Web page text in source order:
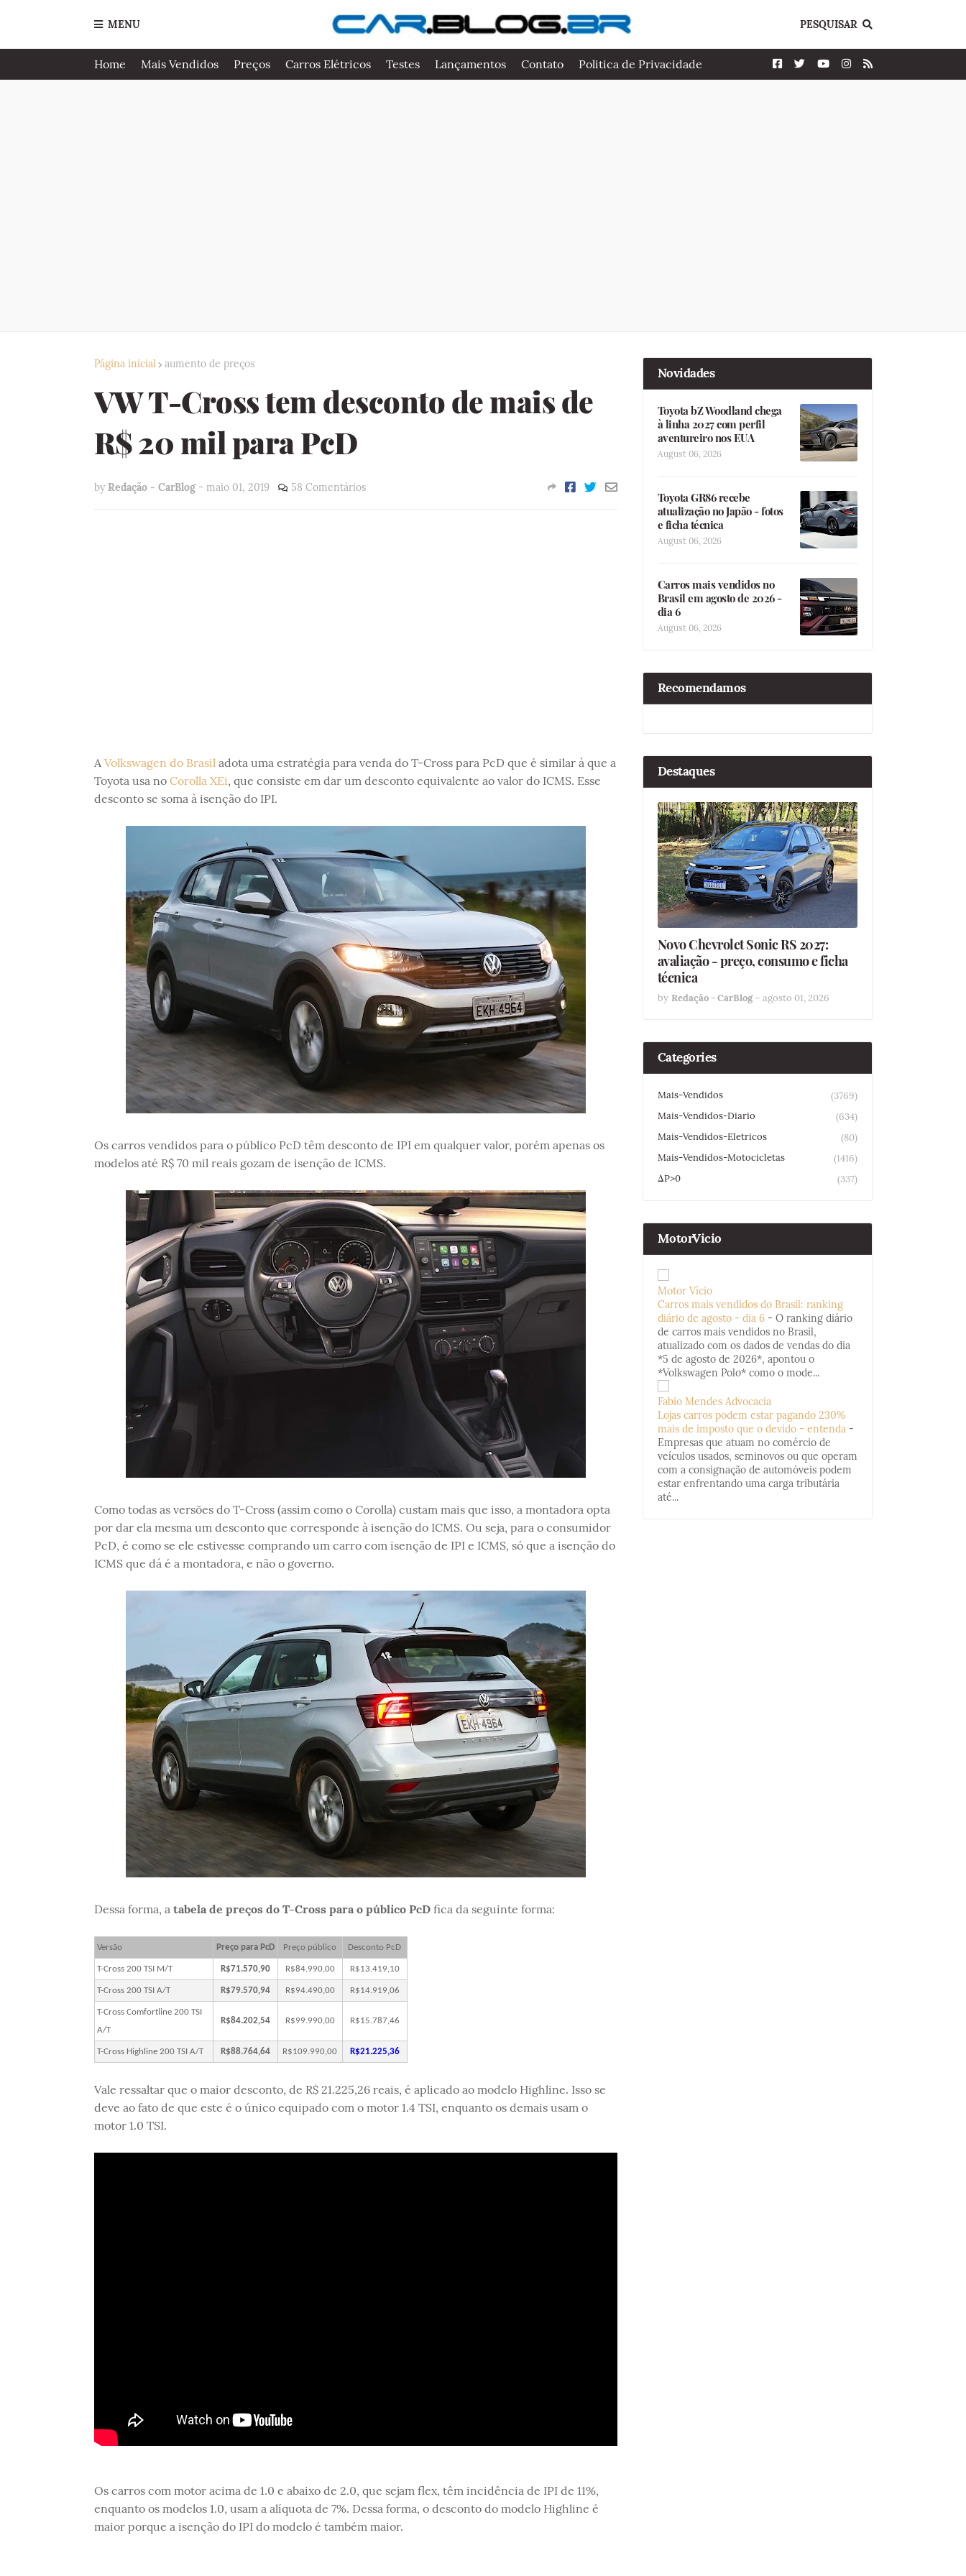
MENU PESQUISAR
Home Mais Vendidos Preços Carros Elétricos Testes Lançamentos Contato Politica de Privacidade
Página inicial aumento de preços
VW T-Cross tem desconto de mais de
R$ 20 mil para PcD
by Redação - CarBlog - maio 01, 2019 58 Comentários
A Volkswagen do Brasiladota uma estratégia para venda do T-Cross para PcD que é similar à que a
Toyota usa no Corolla XEi, que consiste em dar um desconto equivalente ao valor do ICMS. Esse
desconto se soma à isenção do IPI.
Os carros vendidos para o público PcD têm desconto de IPI em qualquer valor, porém apenas os
modelos até R$ 70 mil reais gozam de isenção de ICMS.
Como todas as versões do T-Cross (assim como o Corolla) custam mais que isso, a montadora opta
por dar ela mesma um desconto que corresponde à isenção do ICMS. Ou seja, para o consumidor
PcD, é como se ele estivesse comprando um carro com isenção de IPI e ICMS, só que a isenção do
ICMS que dá é a montadora, e não o governo.
Dessa forma, a tabela de preços do T-Cross para o público PcDfica da seguinte forma:
Versão Preço para PcD Preço público Desconto PcD
T-Cross 200 TSI M/T R$71.570,90 R$84.990,00 R$13.419,10
T-Cross 200 TSI A/T R$79.570,94 R$94.490,00 R$14.919,06
T-Cross Comfortline 200 TSI
A/T
R$84.202,54 R$99.990,00 R$15.787,46
T-Cross Highline 200 TSI A/T R$88.764,64 R$109.990,00 R$21.225,36
Vale ressaltar que o maior desconto, de R$ 21.225,26 reais, é aplicado ao modelo Highline. Isso se
deve ao fato de que este é o único equipado com o motor 1.4 TSI, enquanto os demais usam o
motor 1.0 TSI.
Os carros com motor acima de 1.0 e abaixo de 2.0, que sejam flex, têm incidência de IPI de 11%,
enquanto os modelos 1.0, usam a alíquota de 7%. Dessa forma, o desconto do modelo Highline é
maior porque a isenção do IPI do modelo é também maior.
Novidades
Toyota bZ Woodland chega
à linha 2027 com perfil
aventureiro nos EUA
August 06, 2026
Toyota GR86 recebe
atualização no Japão - fotos
e ficha técnica
August 06, 2026
Carros mais vendidos no
Brasil em agosto de 2026 -
dia 6
August 06, 2026
Recomendamos
Destaques
Novo Chevrolet Sonic RS 2027:
avaliação - preço, consumo e ficha
técnica
by Redação - CarBlog - agosto 01, 2026
Categories
Mais-Vendidos
(3769)
Mais-Vendidos-Diario
(634)
Mais-Vendidos-Eletricos
(80)
Mais-Vendidos-Motocicletas
(1416)
ΔP>0
(337)
MotorVicio
Motor Vício
Carros mais vendidos do Brasil: ranking
diário de agosto - dia 6 - O ranking diário
de carros mais vendidos no Brasil,
atualizado com os dados de vendas do dia
*5 de agosto de 2026*, apontou o
*Volkswagen Polo* como o mode...
Fabio Mendes Advocacia
Lojas carros podem estar pagando 230%
mais de imposto que o devido - entenda -
Empresas que atuam no comércio de
veículos usados, seminovos ou que operam
com a consignação de automóveis podem
estar enfrentando uma carga tributária
até...